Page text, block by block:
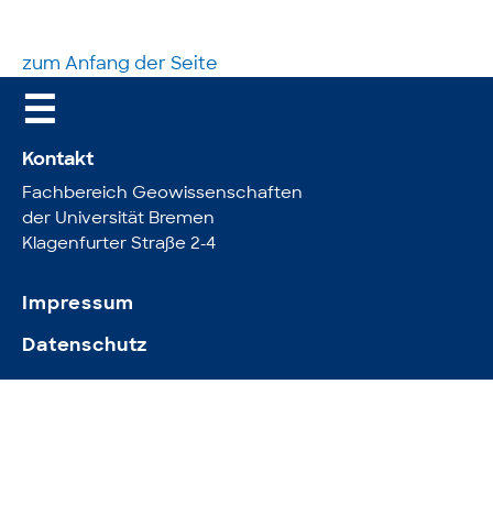
zum Anfang der Seite
☰
Kontakt
Fachbereich Geowissenschaften
der Universität Bremen
Klagenfurter Straße 2-4
Impressum
Datenschutz